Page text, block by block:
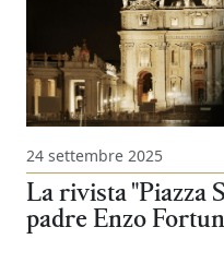
24 settembre 2025
La rivista "Piazza
padre Enzo